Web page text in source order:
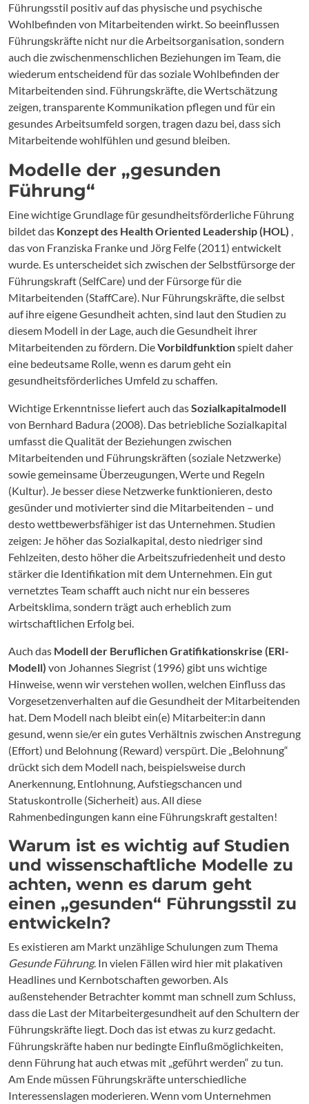
Führungsstil positiv auf das physische und psychische
Wohlbefinden von Mitarbeitenden wirkt. So beeinflussen
Führungskräfte nicht nur die Arbeitsorganisation, sondern
auch die zwischenmenschlichen Beziehungen im Team, die
wiederum entscheidend für das soziale Wohlbefinden der
Mitarbeitenden sind. Führungskräfte, die Wertschätzung
zeigen, transparente Kommunikation pflegen und für ein
gesundes Arbeitsumfeld sorgen, tragen dazu bei, dass sich
Mitarbeitende wohlfühlen und gesund bleiben.
Modelle der „gesunden
Führung“
Eine wichtige Grundlage für gesundheitsförderliche Führung
bildet das Konzept des Health Oriented Leadership (HOL) ,
das von Franziska Franke und Jörg Felfe (2011) entwickelt
wurde. Es unterscheidet sich zwischen der Selbstfürsorge der
Führungskraft (SelfCare) und der Fürsorge für die
Mitarbeitenden (StaffCare). Nur Führungskräfte, die selbst
auf ihre eigene Gesundheit achten, sind laut den Studien zu
diesem Modell in der Lage, auch die Gesundheit ihrer
Mitarbeitenden zu fördern. DieVorbildfunktionspielt daher
eine bedeutsame Rolle, wenn es darum geht ein
gesundheitsförderliches Umfeld zu schaffen.
Wichtige Erkenntnisse liefert auch dasSozialkapitalmodell
von Bernhard Badura (2008). Das betriebliche Sozialkapital
umfasst die Qualität der Beziehungen zwischen
Mitarbeitenden und Führungskräften (soziale Netzwerke)
sowie gemeinsame Überzeugungen, Werte und Regeln
(Kultur). Je besser diese Netzwerke funktionieren, desto
gesünder und motivierter sind die Mitarbeitenden – und
desto wettbewerbsfähiger ist das Unternehmen. Studien
zeigen: Je höher das Sozialkapital, desto niedriger sind
Fehlzeiten, desto höher die Arbeitszufriedenheit und desto
stärker die Identifikation mit dem Unternehmen. Ein gut
vernetztes Team schafft auch nicht nur ein besseres
Arbeitsklima, sondern trägt auch erheblich zum
wirtschaftlichen Erfolg bei.
Auch das Modell der Beruflichen Gratifikationskrise (ERI-
Modell) von Johannes Siegrist (1996) gibt uns wichtige
Hinweise, wenn wir verstehen wollen, welchen Einfluss das
Vorgesetzenverhalten auf die Gesundheit der Mitarbeitenden
hat. Dem Modell nach bleibt ein(e) Mitarbeiter:in dann
gesund, wenn sie/er ein gutes Verhältnis zwischen Anstregung
(Effort) und Belohnung (Reward) verspürt. Die „Belohnung“
drückt sich dem Modell nach, beispielsweise durch
Anerkennung, Entlohnung, Aufstiegschancen und
Statuskontrolle (Sicherheit) aus. All diese
Rahmenbedingungen kann eine Führungskraft gestalten!
Warum ist es wichtig auf Studien
und wissenschaftliche Modelle zu
achten, wenn es darum geht
einen „gesunden“ Führungsstil zu
entwickeln?
Es existieren am Markt unzählige Schulungen zum Thema
Gesunde Führung. In vielen Fällen wird hier mit plakativen
Headlines und Kernbotschaften geworben. Als
außenstehender Betrachter kommt man schnell zum Schluss,
dass die Last der Mitarbeitergesundheit auf den Schultern der
Führungskräfte liegt. Doch das ist etwas zu kurz gedacht.
Führungskräfte haben nur bedingte Einflußmöglichkeiten,
denn Führung hat auch etwas mit „geführt werden“ zu tun.
Am Ende müssen Führungskräfte unterschiedliche
Interessenslagen moderieren. Wenn vom Unternehmen